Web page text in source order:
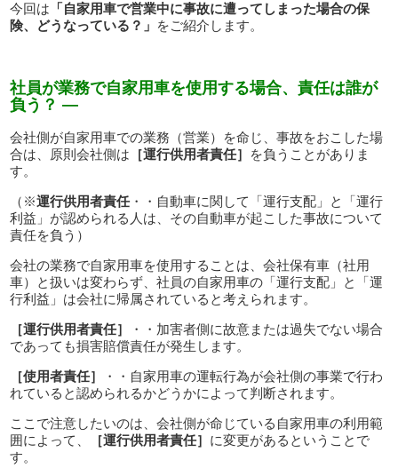
今回は 「自家用車で営業中に事故に遭ってしまった場合の保
険、どうなっている？」 をご紹介します。
社員が業務で自家用車を使用する場合、責任は誰が
負う？ —
会社側が自家用車での業務（営業）を命じ、事故をおこした場
合は、原則会社側は ［運行供用者責任］
を負うことがありま
す。
（※運行供用者責任・・自動車に関して「運行支配」と「運行
利益」が認められる人は、その自動車が起こした事故について
責任を負う）
会社の業務で自家用車を使用することは、会社保有車（社用
車）と扱いは変わらず、社員の自家用車の「運行支配」と「運
行利益」は会社に帰属されていると考えられます。
［運行供用者責任］
・・加害者側に故意または過失でない場合
であっても損害賠償責任が発生します。
［使用者責任］
・・自家用車の運転行為が会社側の事業で行わ
れていると認められるかどうかによって判断されます。
ここで注意したいのは、会社側が命じている自家用車の利用範
囲によって、
［運行供用者責任］ に変更があるということで
す。